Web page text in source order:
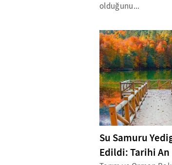
olduğunu...
Su Samuru
Edildi: Tarihi An